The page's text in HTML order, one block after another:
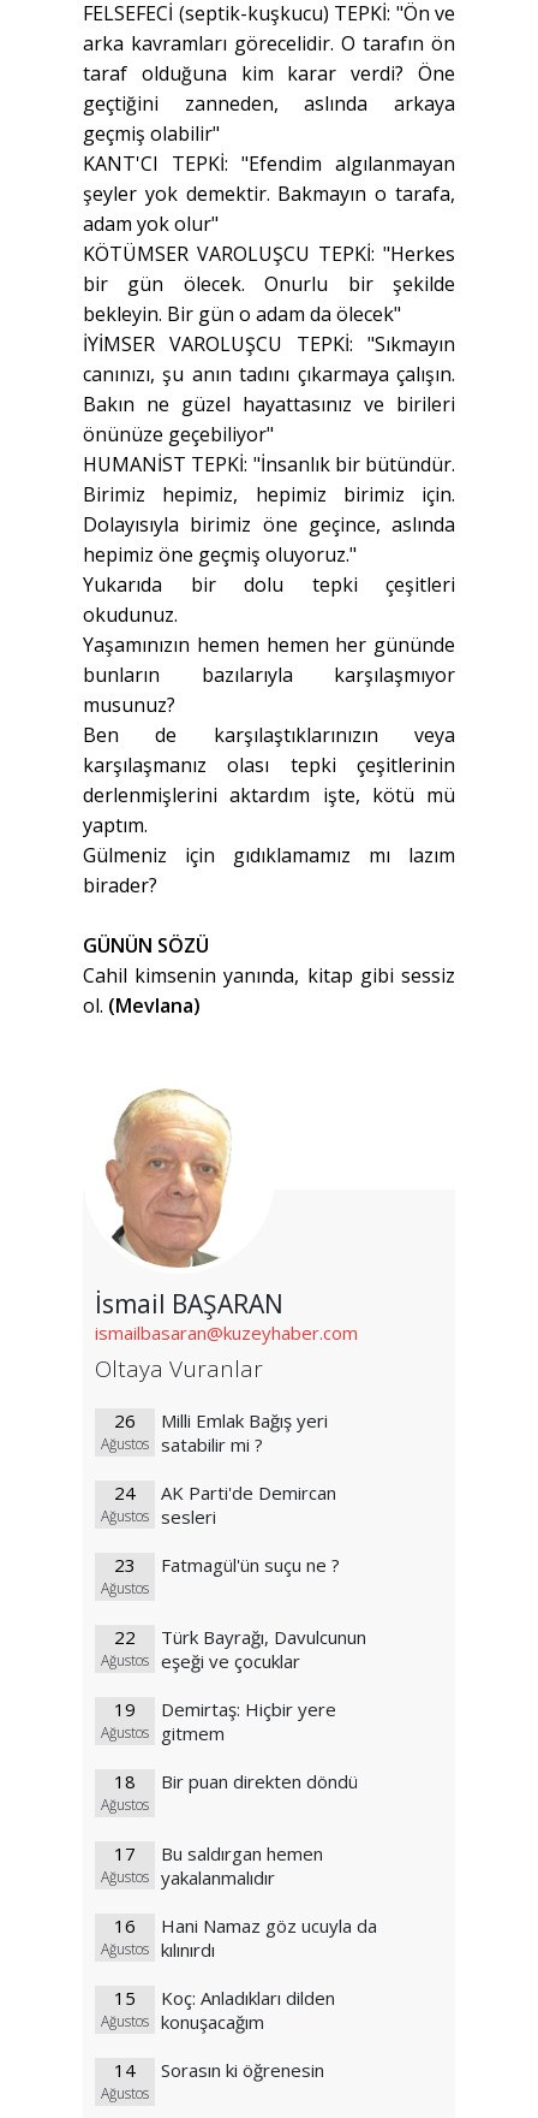
FELSEFECİ (septik-kuşkucu) TEPKİ: "Ön ve
arka kavramları görecelidir. O tarafın ön
taraf olduğuna kim karar verdi? Öne
geçtiğini zanneden, aslında arkaya
geçmiş olabilir"
KANT'CI TEPKİ: "Efendim algılanmayan
şeyler yok demektir. Bakmayın o tarafa,
adam yok olur"
KÖTÜMSER VAROLUŞCU TEPKİ: "Herkes
bir gün ölecek. Onurlu bir şekilde
bekleyin. Bir gün o adam da ölecek"
İYİMSER VAROLUŞCU TEPKİ: "Sıkmayın
canınızı, şu anın tadını çıkarmaya çalışın.
Bakın ne güzel hayattasınız ve birileri
önünüze geçebiliyor"
HUMANİST TEPKİ: "İnsanlık bir bütündür.
Birimiz hepimiz, hepimiz birimiz için.
Dolayısıyla birimiz öne geçince, aslında
hepimiz öne geçmiş oluyoruz."
Yukarıda bir dolu tepki çeşitleri
okudunuz.
Yaşamınızın hemen hemen her gününde
bunların bazılarıyla karşılaşmıyor
musunuz?
Ben de karşılaştıklarınızın veya
karşılaşmanız olası tepki çeşitlerinin
derlenmişlerini aktardım işte, kötü mü
yaptım.
Gülmeniz için gıdıklamamız mı lazım
birader?
GÜNÜN SÖZÜ
Cahil kimsenin yanında, kitap gibi sessiz
ol. (Mevlana)
İsmail BAŞARAN
ismailbasaran@kuzeyhaber.com
Oltaya Vuranlar
26
Ağustos
Milli Emlak Bağış yeri
satabilir mi ?
24
Ağustos
AK Parti'de Demircan
sesleri
23
Ağustos
Fatmagül'ün suçu ne ?
22
Ağustos
Türk Bayrağı, Davulcunun
eşeği ve çocuklar
19
Ağustos
Demirtaş: Hiçbir yere
gitmem
18
Ağustos
Bir puan direkten döndü
17
Ağustos
Bu saldırgan hemen
yakalanmalıdır
16
Ağustos
Hani Namaz göz ucuyla da
kılınırdı
15
Ağustos
Koç: Anladıkları dilden
konuşacağım
14
Ağustos
Sorasın ki öğrenesin